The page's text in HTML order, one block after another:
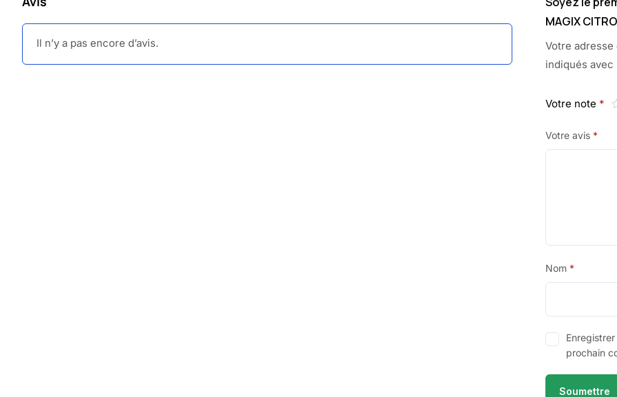
Il n’y a pas encore d’avis.
MAGIX
Votre
indiqués avec
Votre note *
Votre avis *
Nom *
prochain